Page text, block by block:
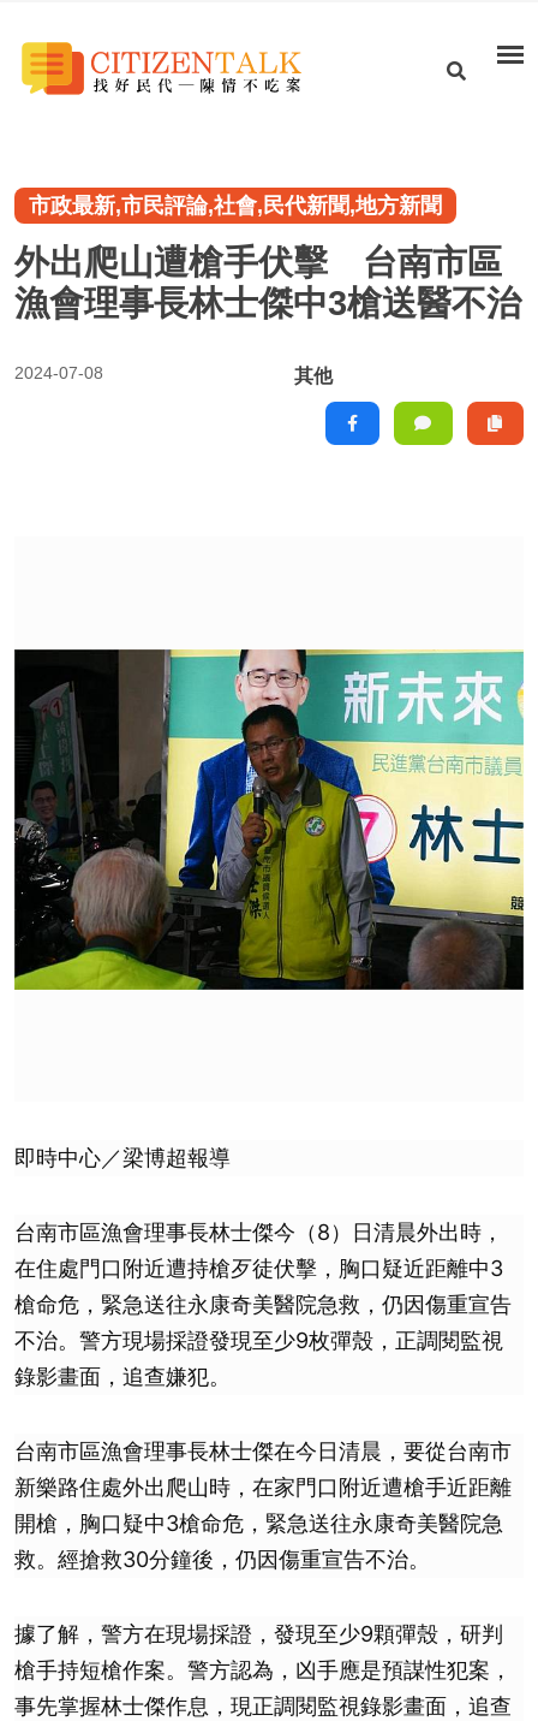
市政最新,市民評論,社會,民代新聞,地方新聞
外出爬山遭槍手伏擊 台南市區
漁會理事長林士傑中3槍送醫不治
2024-07-08 其他
即時中心／梁博超報導
台南市區漁會理事長林士傑今（8）日清晨外出時，
在住處門口附近遭持槍歹徒伏擊，胸口疑近距離中3
槍命危，緊急送往永康奇美醫院急救，仍因傷重宣告
不治。警方現場採證發現至少9枚彈殼，正調閱監視
錄影畫面，追查嫌犯。
台南市區漁會理事長林士傑在今日清晨，要從台南市
新樂路住處外出爬山時，在家門口附近遭槍手近距離
開槍，胸口疑中3槍命危，緊急送往永康奇美醫院急
救。經搶救30分鐘後，仍因傷重宣告不治。
據了解，警方在現場採證，發現至少9顆彈殼，研判
槍手持短槍作案。警方認為，凶手應是預謀性犯案，
事先掌握林士傑作息，現正調閱監視錄影畫面，追查